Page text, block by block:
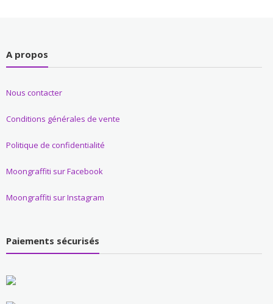
A propos
Nous contacter
Conditions générales de vente
Politique de confidentialité
Moongraffiti sur Facebook
Moongraffiti sur Instagram
Paiements sécurisés